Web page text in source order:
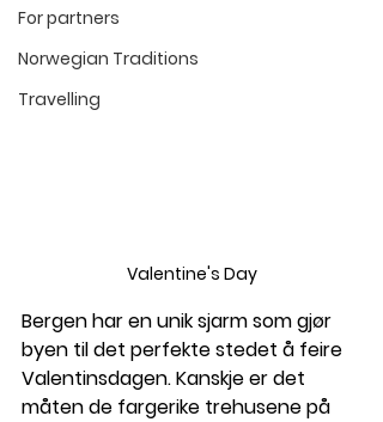
For partners
Norwegian Traditions
Travelling
Valentine's Day
Bergen har en unik sjarm som gjør
byen til det perfekte stedet å feire
Valentinsdagen. Kanskje er det
måten de fargerike trehusene på